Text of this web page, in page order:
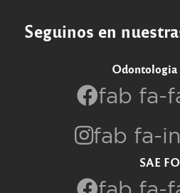
Seguinos en
fab fa-
fab fa-
SAE FO